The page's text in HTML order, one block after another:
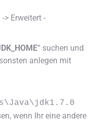
> Erweitert -
“ suchen und
anlegen mit
wenn Ihr eine andere